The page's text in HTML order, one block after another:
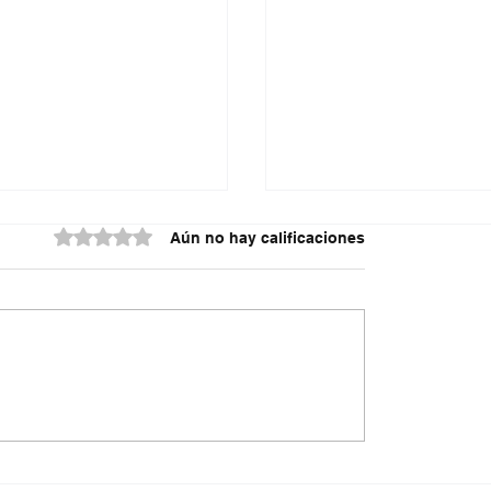
Obtuvo 0 de 5 estrellas.Aún no hay calificaciones